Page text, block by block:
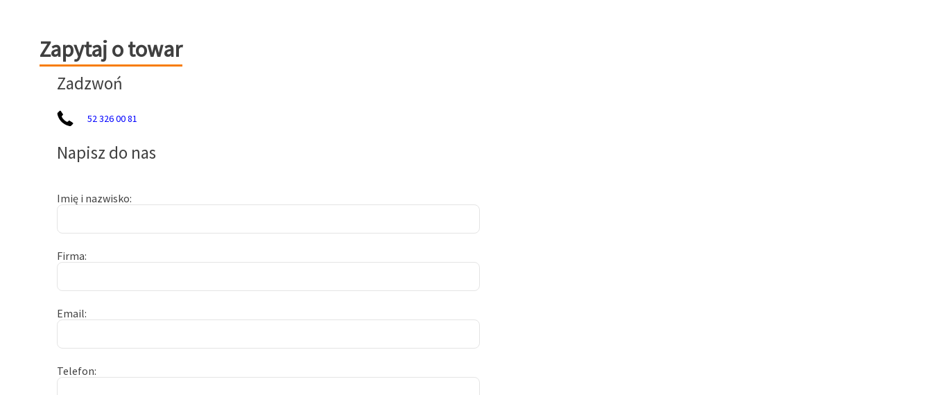
Zapytaj o towar
Zapytaj o towar
Zadzwoń
52 326 00 81
Napisz do nas
Imię i nazwisko
Firma
Email
Telefon